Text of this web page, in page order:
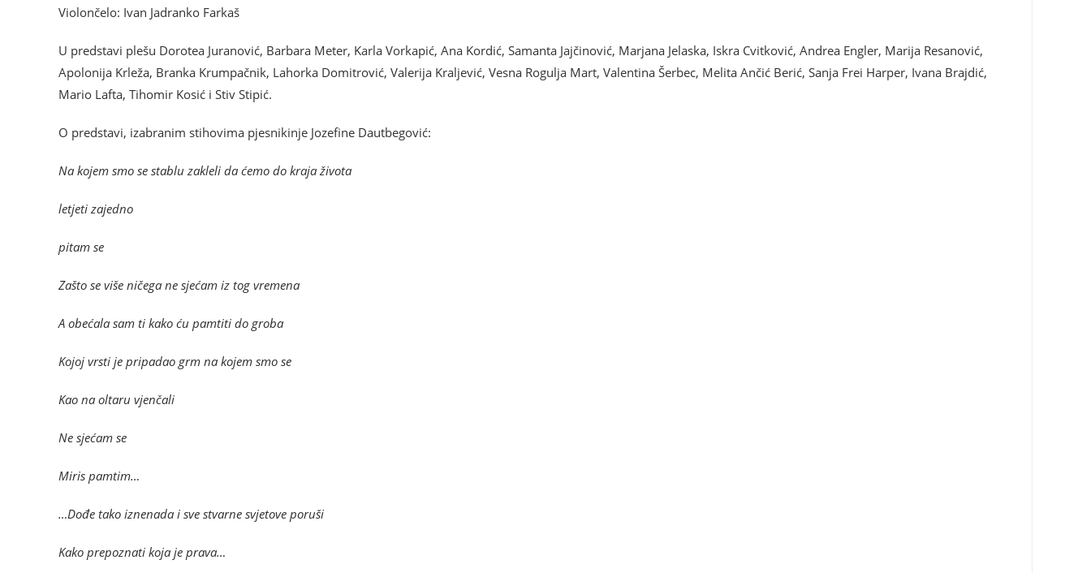
Violončelo: Ivan Jadranko Farkaš
U predstavi plešu Dorotea Juranović, Barbara Meter, Karla Vorkapić, Ana Kordić, Samanta Jajčinović, Marjana Jelaska, Iskra Cvitković, Andrea Engler, Marija Resanović,
Apolonija Krleža, Branka Krumpačnik, Lahorka Domitrović, Valerija Kraljević, Vesna Rogulja Mart, Valentina Šerbec, Melita Ančić Berić, Sanja Frei Harper, Ivana Brajdić,
Mario Lafta, Tihomir Kosić i Stiv Stipić.
O predstavi, izabranim stihovima pjesnikinje Jozefine Dautbegović:
Na kojem smo se stablu zakleli da ćemo do kraja života
letjeti zajedno
pitam se
Zašto se više ničega ne sjećam iz tog vremena
A obećala sam ti kako ću pamtiti do groba
Kojoj vrsti je pripadao grm na kojem smo se
Kao na oltaru vjenčali
Ne sjećam se
Miris pamtim…
…Dođe tako iznenada i sve stvarne svjetove poruši
Kako prepoznati koja je prava…